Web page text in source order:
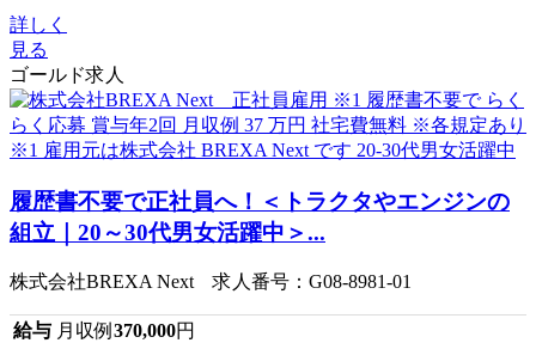
詳しく
見る
ゴールド求人
履歴書不要で正社員へ！＜トラクタやエンジンの
組立｜20～30代男女活躍中＞...
株式会社BREXA Next 求人番号：G08-8981-01
給与 月収例 370,000円